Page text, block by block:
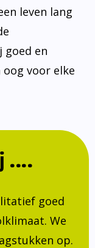
leven lang
goed en
voor elke
....
goed
We
op.